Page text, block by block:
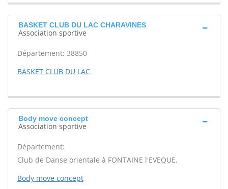
BASKET CLUB DU LAC CHARAVINES
Association sportive
Département: 38850
BASKET CLUB DU LAC
Body move concept
Association sportive
Département:
Club de Danse orientale à FONTAINE l'EVEQUE.
Body move concept